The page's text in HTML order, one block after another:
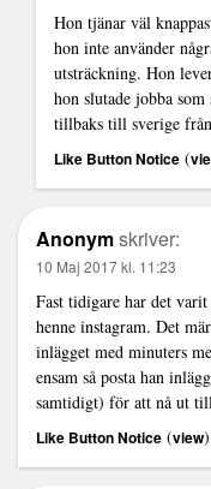
Hon tjänar väl
hon inte använder
utsträckning. Hon
hon slutade jobba
tillbaks till sverige
Like Button Notice (
Anonymskriver:
10 Maj 2017 kl. 11:23
Fast tidigare har det
henne instagram. Det
inlägget med minuters
ensam så posta han
samtidigt) för att nå ut
Like Button Notice (view)